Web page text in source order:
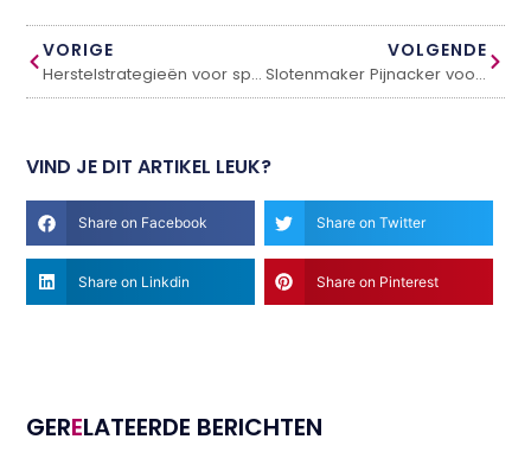
VORIGE
Herstelstrategieën voor sporters met fysiotherapie
VOLGENDE
Slotenmaker Pijnacker voor veilige en snelle oplossingen
VIND JE DIT ARTIKEL LEUK?
Share on Facebook Share on Twitter
Share on Linkdin Share on Pinterest
GERELATEERDE BERICHTEN